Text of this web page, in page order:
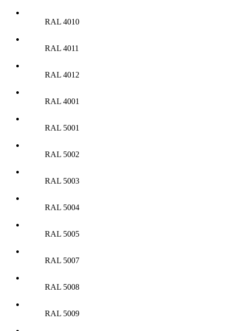
RAL 4010
RAL 4011
RAL 4012
RAL 4001
RAL 5001
RAL 5002
RAL 5003
RAL 5004
RAL 5005
RAL 5007
RAL 5008
RAL 5009